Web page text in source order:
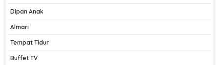
Dipan Anak
Almari
Tempat Tidur
Buffet TV